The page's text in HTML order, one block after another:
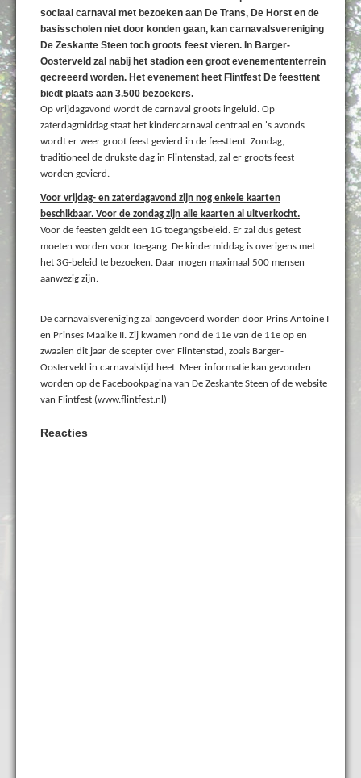
sociaal carnaval met bezoeken aan De Trans, De Horst en de
basisscholen niet door konden gaan, kan carnavalsvereniging
De Zeskante Steen toch groots feest vieren. In Barger-
Oosterveld zal nabij het stadion een groot evenemententerrein
gecreeerd worden. Het evenement heet Flintfest De feesttent
biedt plaats aan 3.500 bezoekers.
Op vrijdagavond wordt de carnaval groots ingeluid. Op
zaterdagmiddag staat het kindercarnaval centraal en 's avonds
wordt er weer groot feest gevierd in de feesttent. Zondag,
traditioneel de drukste dag in Flintenstad, zal er groots feest
worden gevierd.
Voor vrijdag- en zaterdagavond zijn nog enkele kaarten
beschikbaar. Voor de zondag zijn alle kaarten al uitverkocht.
Voor de feesten geldt een 1G toegangsbeleid. Er zal dus getest
moeten worden voor toegang. De kindermiddag is overigens met
het 3G-beleid te bezoeken. Daar mogen maximaal 500 mensen
aanwezig zijn.
De carnavalsvereniging zal aangevoerd worden door Prins Antoine I
en Prinses Maaike II. Zij kwamen rond de 11e van de 11e op en
zwaaien dit jaar de scepter over Flintenstad, zoals Barger-
Oosterveld in carnavalstijd heet. Meer informatie kan gevonden
worden op de Facebookpagina van De Zeskante Steen of de website
van Flintfest (www.flintfest.nl)
Reacties